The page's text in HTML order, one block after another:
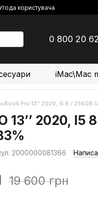
користувача
0 800 20
iMac\Mac
Pro 13’’ 2020, i5 8 / 256GB
13’’ 2020, I5
2000000081366
19 600 грн